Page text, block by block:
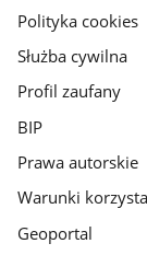
gov.pl
Polityka cookies
Służba cywilna
Profil zaufany
BIP
Prawa autorskie
Warunki
Geoportal